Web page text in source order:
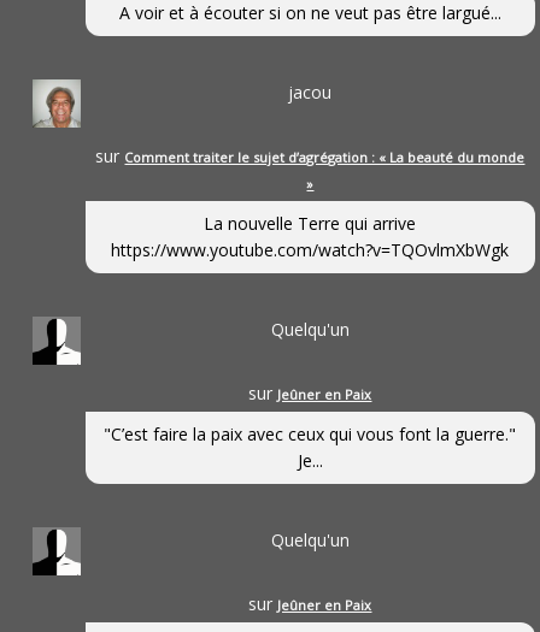
A voir et à écouter si on ne veut pas être largué...
jacou
sur Comment traiter le sujet d’agrégation : « La beauté du monde
»
La nouvelle Terre qui arrive
https://www.youtube.com/watch?v=TQOvlmXbWgk
Quelqu'un
sur Jeûner en Paix
"C’est faire la paix avec ceux qui vous font la guerre."
Je...
Quelqu'un
sur Jeûner en Paix